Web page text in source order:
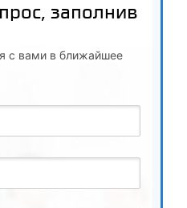
заполнив
с вами в ближайшее